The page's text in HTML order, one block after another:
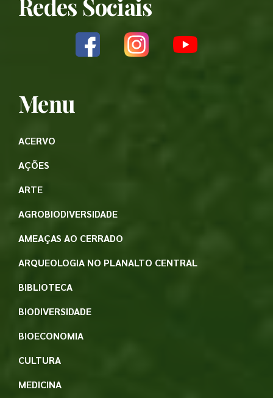
Redes Sociais
Menu
ACERVO
AÇÕES
ARTE
AGROBIODIVERSIDADE
AMEAÇAS AO CERRADO
ARQUEOLOGIA NO PLANALTO CENTRAL
BIBLIOTECA
BIODIVERSIDADE
BIOECONOMIA
CULTURA
MEDICINA